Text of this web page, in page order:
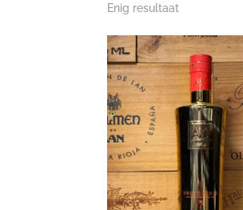
Enig resultaat